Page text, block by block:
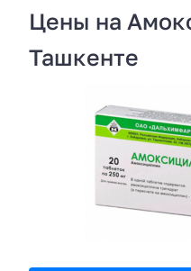
Цены на
Ташкенте